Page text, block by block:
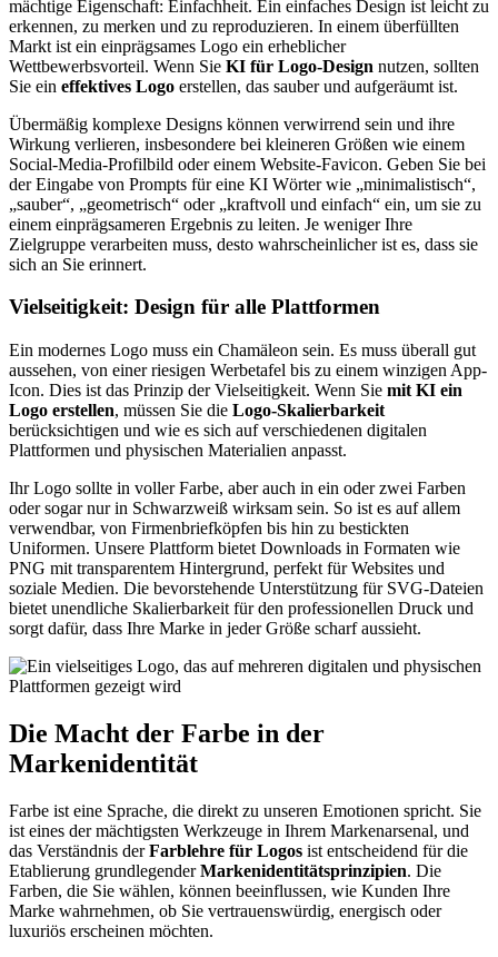
mächtige Eigenschaft: Einfachheit. Ein einfaches Design ist leicht zu
erkennen, zu merken und zu reproduzieren. In einem überfüllten
Markt ist ein einprägsames Logo ein erheblicher
Wettbewerbsvorteil. Wenn Sie KI für Logo-Design nutzen, sollten
Sie ein effektives Logo erstellen, das sauber und aufgeräumt ist.
Übermäßig komplexe Designs können verwirrend sein und ihre
Wirkung verlieren, insbesondere bei kleineren Größen wie einem
Social-Media-Profilbild oder einem Website-Favicon. Geben Sie bei
der Eingabe von Prompts für eine KI Wörter wie „minimalistisch“,
„sauber“, „geometrisch“ oder „kraftvoll und einfach“ ein, um sie zu
einem einprägsameren Ergebnis zu leiten. Je weniger Ihre
Zielgruppe verarbeiten muss, desto wahrscheinlicher ist es, dass sie
sich an Sie erinnert.
Vielseitigkeit: Design für alle Plattformen
Ein modernes Logo muss ein Chamäleon sein. Es muss überall gut
aussehen, von einer riesigen Werbetafel bis zu einem winzigen App-
Icon. Dies ist das Prinzip der Vielseitigkeit. Wenn Sie mit KI ein
Logo erstellen, müssen Sie die Logo-Skalierbarkeit
berücksichtigen und wie es sich auf verschiedenen digitalen
Plattformen und physischen Materialien anpasst.
Ihr Logo sollte in voller Farbe, aber auch in ein oder zwei Farben
oder sogar nur in Schwarzweiß wirksam sein. So ist es auf allem
verwendbar, von Firmenbriefköpfen bis hin zu bestickten
Uniformen. Unsere Plattform bietet Downloads in Formaten wie
PNG mit transparentem Hintergrund, perfekt für Websites und
soziale Medien. Die bevorstehende Unterstützung für SVG-Dateien
bietet unendliche Skalierbarkeit für den professionellen Druck und
sorgt dafür, dass Ihre Marke in jeder Größe scharf aussieht.
Die Macht der Farbe in der
Markenidentität
Farbe ist eine Sprache, die direkt zu unseren Emotionen spricht. Sie
ist eines der mächtigsten Werkzeuge in Ihrem Markenarsenal, und
das Verständnis derFarblehre für Logos ist entscheidend für die
Etablierung grundlegenderMarkenidentitätsprinzipien. Die
Farben, die Sie wählen, können beeinflussen, wie Kunden Ihre
Marke wahrnehmen, ob Sie vertrauenswürdig, energisch oder
luxuriös erscheinen möchten.